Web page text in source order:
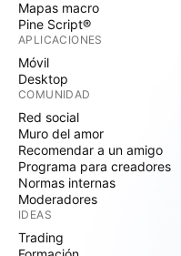
Mapas macro
Pine Script®
APLICACIONES
Móvil
Desktop
COMUNIDAD
Red social
Muro del amor
Recomendar a un amigo
Programa para creadores
Normas internas
Moderadores
IDEAS
Trading